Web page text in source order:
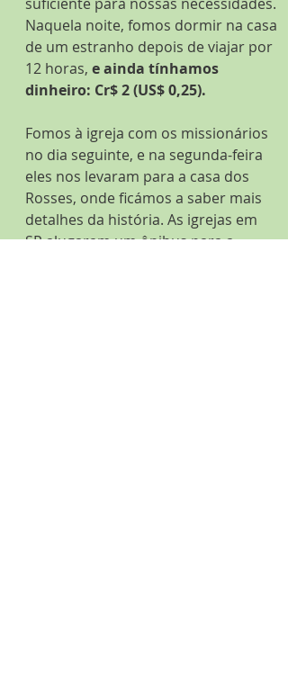
Naquela noite, fomos dormir na casa
de um estranho depois de viajar por
12 horas, e ainda tínhamos
dinheiro: Cr$ 2 (US$ 0,25).
Fomos à igreja com os missionários
no dia seguinte, e na segunda-feira
eles nos levaram para a casa dos
Rosses, onde ficámos a saber mais
detalhes da história. As igrejas em
SP alugaram um ônibus para a